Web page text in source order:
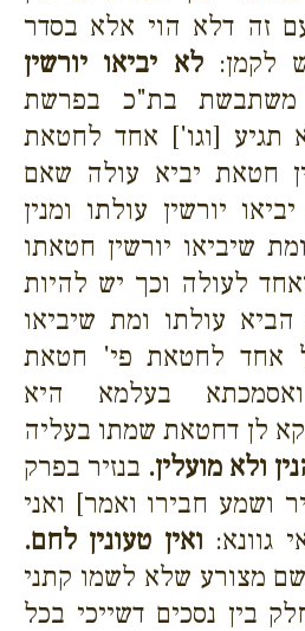
זה דלא הוי אלא בסדר
לקמן:לא יביאו יורשין
משתבשת בת"כ בפרשת
תגיע [וגו'] אחד לחטאת
חטאת יביא עולה שאם
יורשין עולתו ומנין
שיביאו יורשין חטאתו
לעולה וכך יש להיות
עולתו ומת שיביאו
אחד לחטאת פי' חטאת
בעלמא היא
לן דחטאת שמתו בעליה
ולא מועלין. בנזיר בפרק
ושמע חבירו ואמר] ואני
גוונא: ואין טעונין לחם.
מצורע שלא לשמו קתני
בין נסכים דשייכי בכל